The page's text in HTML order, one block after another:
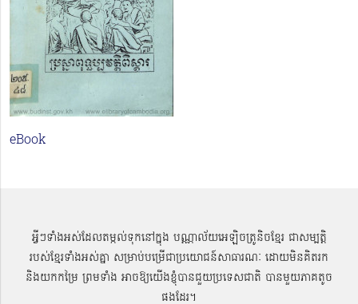
eBook
អ្វីៗទាំងអស់ដែលតម្កល់ទុកនៅក្នុង បណ្ណាល័យអេឡិចត្រូនិចខ្មែរ ជាសម្បតិ្ត
របស់ខ្មែរទាំងអស់គ្នា សម្រាប់បម្រើជាប្រយោជន៍សាធារណៈ ដោយមិនគិតរក
និងយកកម្រៃ ព្រមទាំង អាចឱ្យយើងខ្ញុំបានជួយប្រទេសជាតិ បានមួយភាគតូច
ផងដែរ។